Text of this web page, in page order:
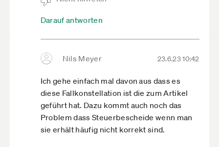
Darauf antworten
Nils Meyer 23.6.23 10:42
Ich gehe einfach mal davon aus dass es
diese Fallkonstellation ist die zum Artikel
geführt hat. Dazu kommt auch noch das
Problem dass Steuerbescheide wenn man
sie erhält häufig nicht korrekt sind.